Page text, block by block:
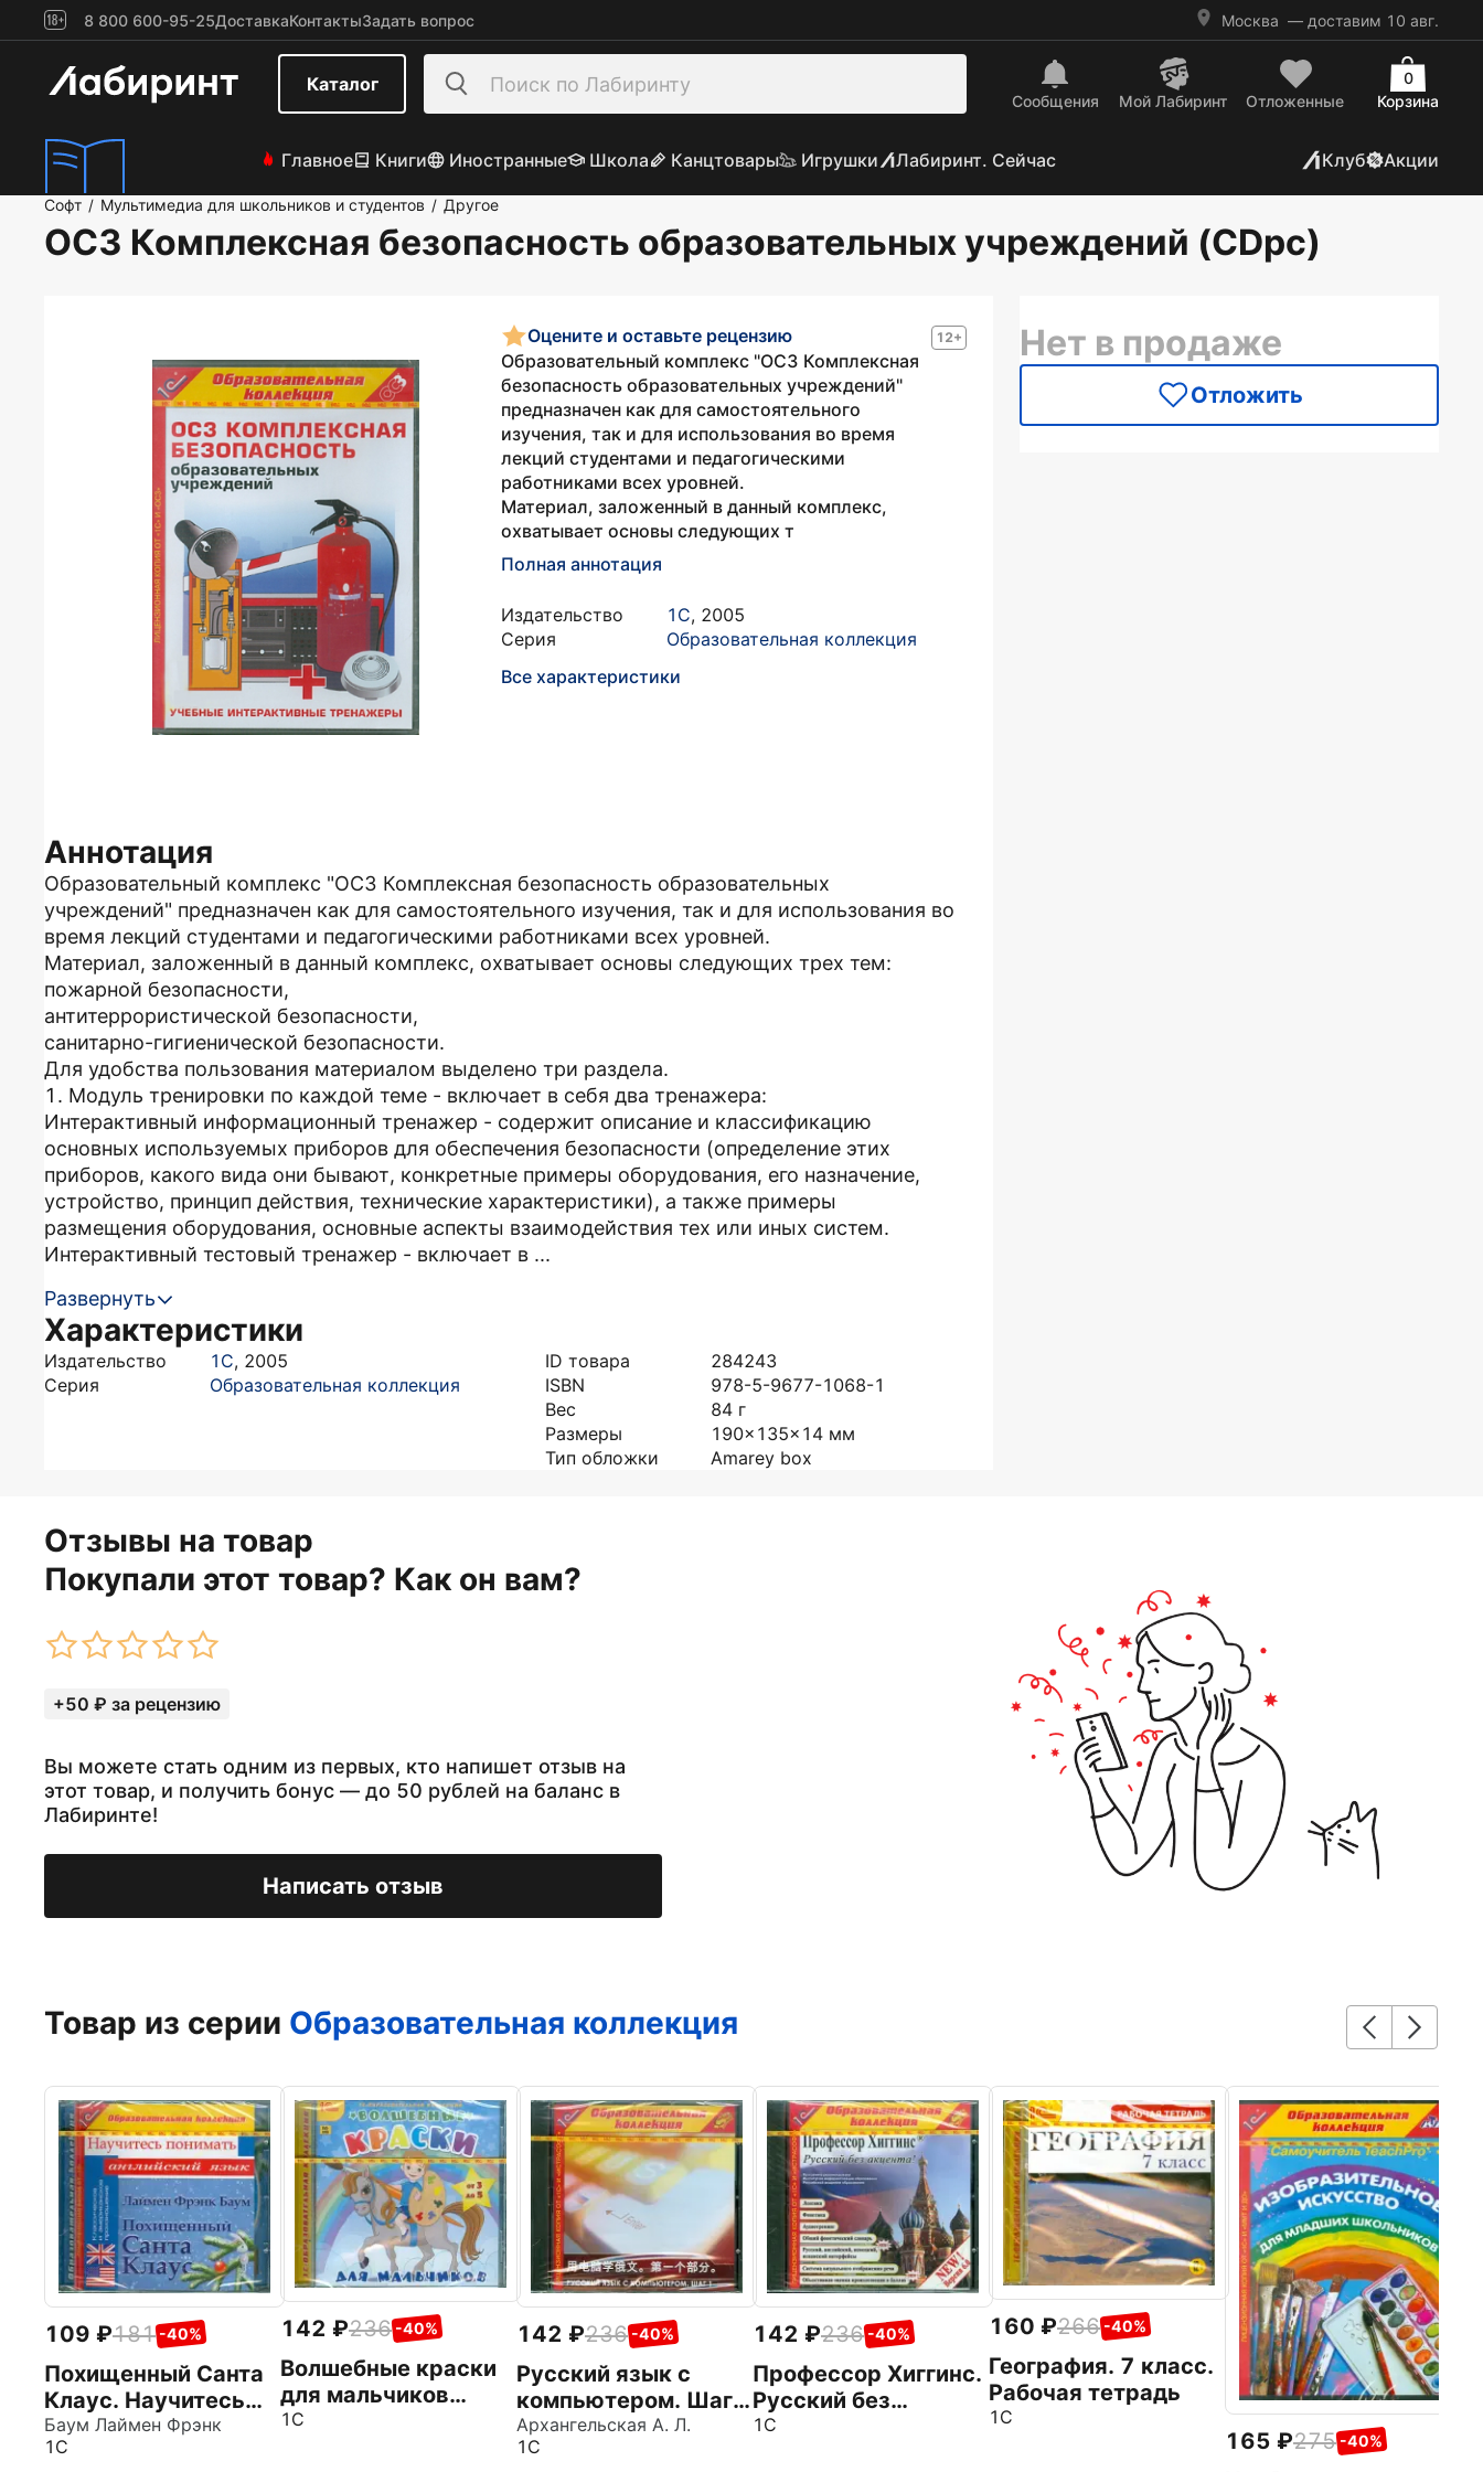
8 800 600-95-25ДоставкаКонтактыЗадать вопрос Москва — доставим 10 авг.
Каталог
Сообщения Mой Лабиринт Отложенные Корзина
0
Главное Книги Иностранные Школа Канцтовары Игрушки Лабиринт. Сейчас Клуб Акции
Софт / Мультимедиа для школьников и студентов / Другое
ОС3 Комплексная безопасность образовательных учреждений (CDpc)
12+
Оцените и оставьте рецензию
Образовательный комплекс "ОС3 Комплексная
безопасность образовательных учреждений"
предназначен как для самостоятельного
изучения, так и для использования во время
лекций студентами и педагогическими
работниками всех уровней.
Материал, заложенный в данный комплекс,
охватывает основы следующих т
Полная аннотация
Издательство 1С, 2005
Серия
Образовательная коллекция
Все характеристики
Аннотация
Образовательный комплекс "ОС3 Комплексная безопасность образовательных
учреждений" предназначен как для самостоятельного изучения, так и для использования во
время лекций студентами и педагогическими работниками всех уровней.
Материал, заложенный в данный комплекс, охватывает основы следующих трех тем:
пожарной безопасности,
антитеррористической безопасности,
санитарно-гигиенической безопасности.
Для удобства пользования материалом выделено три раздела.
1. Модуль тренировки по каждой теме - включает в себя два тренажера:
Интерактивный информационный тренажер - содержит описание и классификацию
основных используемых приборов для обеспечения безопасности (определение этих
приборов, какого вида они бывают, конкретные примеры оборудования, его назначение,
устройство, принцип действия, технические характеристики), а также примеры
размещения оборудования, основные аспекты взаимодействия тех или иных систем.
Интерактивный тестовый тренажер - включает в ...
Развернуть
Характеристики
Издательство 1С, 2005
Серия
Образовательная коллекция
ID товара
284243
ISBN
978-5-9677-1068-1
Вес
84 г
Размеры
190x135x14 мм
Тип обложки
Amarey box
Нет в продаже
Отложить
Отзывы на товар
Покупали этот товар? Как он вам?
+50 ₽ за рецензию
Вы можете стать одним из первых, кто напишет отзыв на
этот товар, и получить бонус — до 50 рублей на баланс в
Лабиринте!
Написать отзыв
Товар из серии Образовательная коллекция
109 181 -40%
Похищенный Санта
Клаус. Научитесь
понимать
английский (CDpc)
Баум Лаймен Фрэнк
1С
142 236 -40%
Волшебные краски
для мальчиков
(CDpc)
1С
142 236 -40%
Русский язык с
компьютером. Шаг
1. Китайский
интерфейс (CDpc)
Архангельская А. Л.
1С
142 236 -40%
Профессор Хиггинс.
Русский без
акцента! V6.0
1С
160 266 -40%
География. 7 класс.
Рабочая тетрадь
1С
165 275 -40%